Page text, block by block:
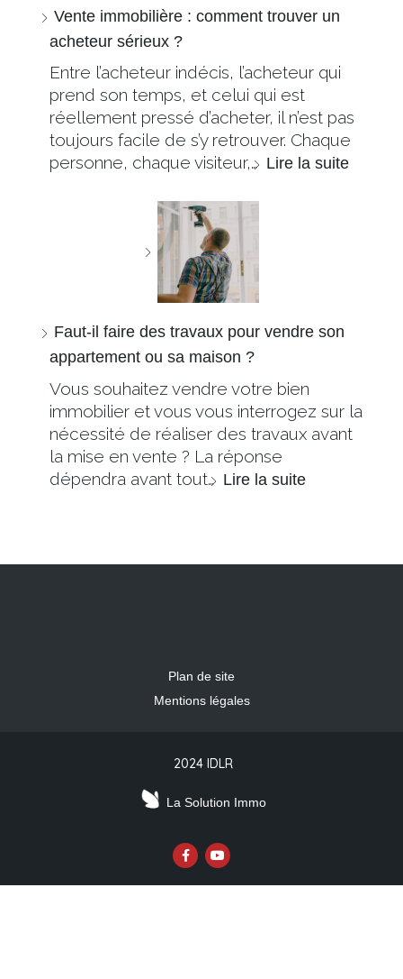
Vente immobilière : comment trouver un
acheteur sérieux ?
Entre l’acheteur indécis, l’acheteur qui
prend son temps, et celui qui est
réellement pressé d’acheter, il n’est pas
toujours facile de s’y retrouver. Chaque
personne, chaque visiteur,… Lire la suite
Faut-il faire des travaux pour vendre son
appartement ou sa maison ?
Vous souhaitez vendre votre bien
immobilier et vous vous interrogez sur la
nécessité de réaliser des travaux avant
la mise en vente ? La réponse
dépendra avant tout… Lire la suite
Plan de site
Mentions légales
2024 IDLR
La Solution Immo